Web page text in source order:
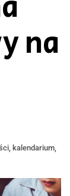
na
kalendarium